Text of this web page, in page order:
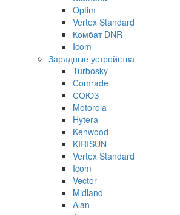
Optim
Vertex Standard
Комбат DNR
Icom
Зарядные устройства
Turbosky
Comrade
СОЮЗ
Motorola
Hytera
Kenwood
KIRISUN
Vertex Standard
Icom
Vector
Midland
Alan